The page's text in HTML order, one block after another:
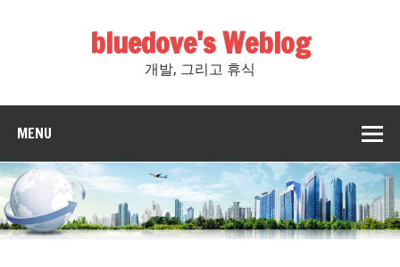
bluedove's Weblog
개발, 그리고 휴식
MENU